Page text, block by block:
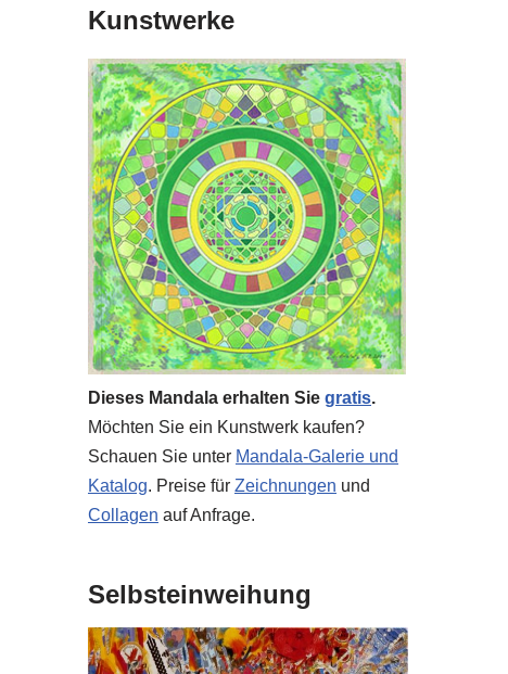
Kunstwerke
Dieses Mandala erhalten Sie gratis.
Möchten Sie ein Kunstwerk kaufen?
Schauen Sie unter Mandala-Galerie und
Katalog. Preise für Zeichnungen und
Collagen auf Anfrage.
Selbsteinweihung